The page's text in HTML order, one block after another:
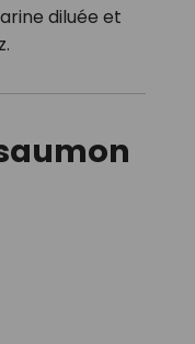
diluée et